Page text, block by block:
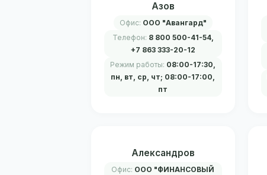
Азов
Офис: ООО "Авангард"
Телефон: 8 800 500-41-54,
+7 863 333-20-12
Режим работы: 08:00-17:30,
пн, вт, ср, чт; 08:00-17:00,
пт
Александров
Офис: ООО "ФИНАНСОВЫЙ